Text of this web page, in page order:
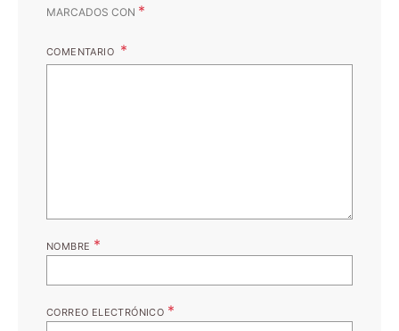
MARCADOS CON *
COMENTARIO
NOMBRE *
CORREO ELECTRÓNICO *